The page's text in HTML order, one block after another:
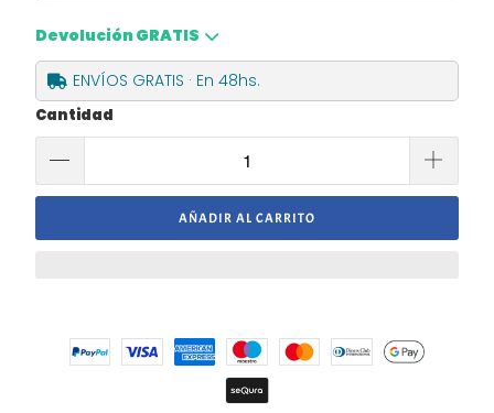
Devolución GRATIS
ENVÍOS GRATIS · En 48hs.
Cantidad
AÑADIR AL CARRITO